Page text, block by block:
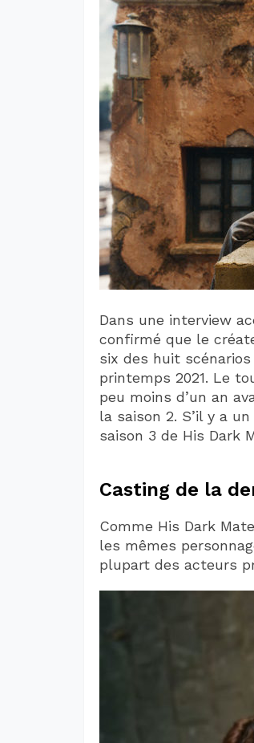
Dans une interview
confirmé que le
six des huit
printemps 2021. Le
peu moins d’un an
la saison 2. S’il y a
saison 3 de His Dark
Casting de la
Comme His Dark
les mêmes
plupart des acteurs